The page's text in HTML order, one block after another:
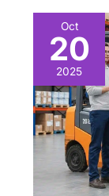
Oct
20
2025